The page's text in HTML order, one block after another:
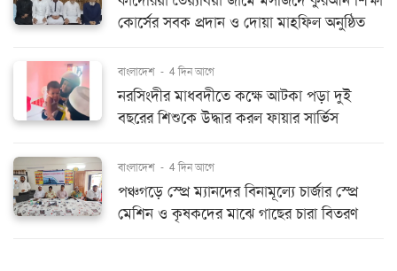
কোর্সের সবক প্রদান ও দোয়া মাহফিল অনুষ্ঠিত
বাংলাদেশ - 4 দিন আগে
নরসিংদীর মাধবদীতে কক্ষে আটকা পড়া দুই
বছরের শিশুকে উদ্ধার করল ফায়ার সার্ভিস
বাংলাদেশ - 4 দিন আগে
পঞ্চগড়ে স্প্রে ম্যানদের বিনামূল্যে চার্জার স্প্রে
মেশিন ও কৃষকদের মাঝে গাছের চারা বিতরণ